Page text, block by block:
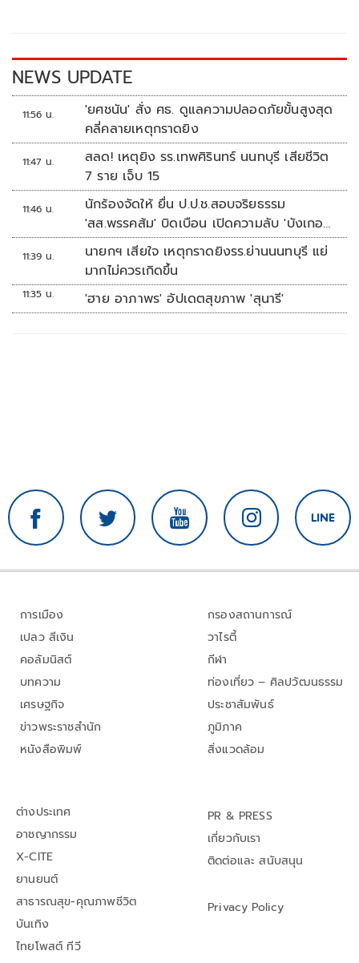
k k
NEWS UPDATE
11:56 น.
'ยศชนัน' สั่ง ศธ. ดูแลความปลอดภัยขั้นสูงสุด
คลี่คลายเหตุกราดยิง
11:47 น.
สลด! เหตุยิง รร.เทพศิรินทร์ นนทบุรี เสียชีวิต
7 ราย เจ็บ 15
11:46 น.
นักร้องจัดให้ ยื่น ป.ป.ช.สอบจริยธรรม
'สส.พรรคส้ม' บิดเบือน เปิดความลับ 'บังเกอร์
ทหาร'
11:39 น.
นายกฯ เสียใจ เหตุกราดยิงรร.ย่านนนทบุรี แย่
มากไม่ควรเกิดขึ้น
11:35 น. 'ฮาย อาภาพร' อัปเดตสุขภาพ 'สุนารี'
การเมือง
เปลว สีเงิน
คอลัมนิสต์
บทความ
เศรษฐกิจ
ข่าวพระราชสำนัก
หนังสือพิมพ์
กรองสถานการณ์
วาไรตี้
กีฬา
ท่องเที่ยว – ศิลปวัฒนธรรม
ประชาสัมพันธ์
ภูมิภาค
สิ่งแวดล้อม
ต่างประเทศ
อาชญากรรม
X-CITE
ยานยนต์
สาธารณสุข-คุณภาพชีวิต
บันเทิง
ไทยโพสต์ ทีวี
PR & PRESS
เกี่ยวกับเรา
ติดต่อและ สนับสนุน
Privacy Policy